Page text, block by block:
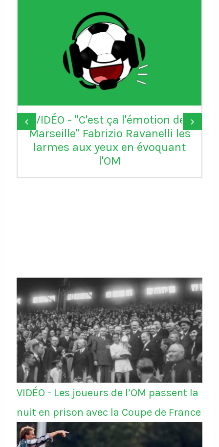
VIDÉO - "C'est ça l'émotion de
Marseille" Fabrizio Ravanelli les
larmes aux yeux en évoquant
l'OM
‹ ›
VIDÉO - Les joueurs de l’OM passent la
nuit en prison avec la Coupe de France